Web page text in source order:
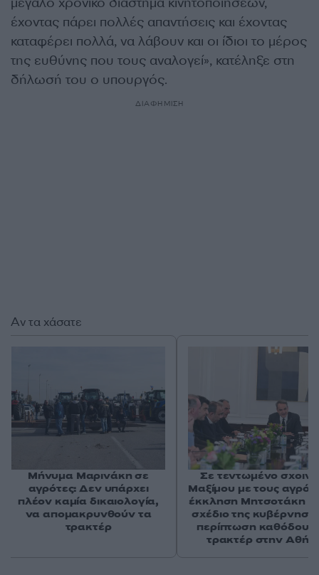
έχοντας πάρει πολλές απαντήσεις και έχοντας
καταφέρει πολλά, να λάβουν και οι ίδιοι το μέρος
της ευθύνης που τους αναλογεί», κατέληξε στη
δήλωσή του ο υπουργός.
ΔΙΑΦΗΜΙΣΗ
Αν τα χάσατε
Μήνυμα Μαρινάκη σε
αγρότες: Δεν υπάρχει
πλέον καμία δικαιολογία,
να απομακρυνθούν τα
τρακτέρ
Σε τεντωμένο σχοινί
Μαξίμου με τους
έκκληση Μητσοτάκη
σχέδιο της
περίπτωση καθόδου
τρακτέρ στην